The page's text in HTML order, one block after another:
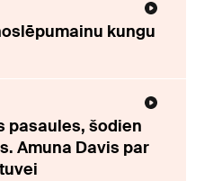
kungu
pasaules, šodien
Amuna Davis par